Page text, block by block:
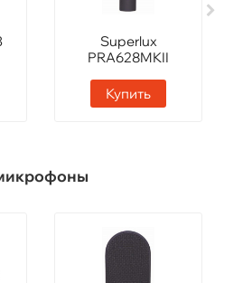
Superlux
PRA628MKII
Купить